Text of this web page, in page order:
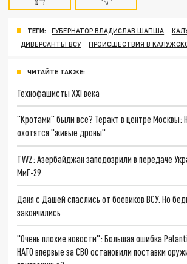
ТЕГИ: ГУБЕРНАТОР ВЛАДИСЛАВ ШАПША
ДИВЕРСАНТЫ ВСУ
ПРОИСШЕСТВИЯ В
ЧИТАЙТЕ ТАКЖЕ:
Технофашисты XXI века
"Кротами" были все? Теракт в центре Москвы:
охотятся "живые дроны"
TWZ: Азербайджан заподозрили в передаче
МиГ-29
Даня с Дашей спаслись от боевиков ВСУ. Но
закончились
"Очень плохие новости": Большая ошибка
НАТО впервые за СВО остановили поставки